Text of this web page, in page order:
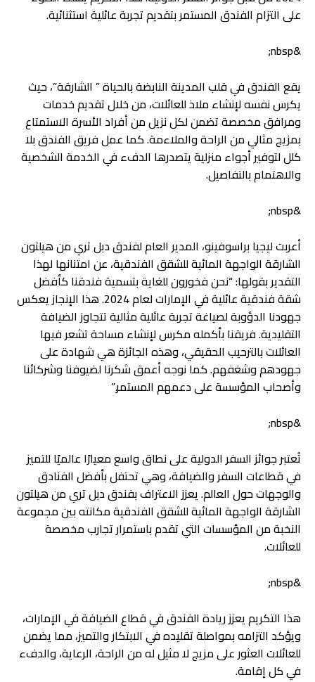
على التزام الفندق المستمر بتقديم تجربة عائلية استثنائية.
&nbsp;
يقع الفندق في قلب المدينة النابضة بالحياة ” الشارقة”، حيث
يكرس نفسه لإنشاء ملاذ للعائلات، من خلال تقديم خدمات
ومرافق مخصصة تضمن لكل نزيل من أفراد الأسرة الاستمتاع
بمزيج مثالي من الراحة والملاءمة. كما عمل فريق الفندق بلا
كلل لتوفير أجواء منزلية يتصدرها الدفء في الخدمة الشخصية
والاهتمام بالتفاصيل.
&nbsp;
أعربت ليجيا براسوفينو، المدير العام لفندق دبل تري من هيلتون
الشارقة الواجهة المائية للشقق الفندقية، عن امتنانها لهذا
التقدير بقولها: “نحن فخورون للغاية بتسمية فندقنا كأفضل
شقة فندقية عائلية في الإمارات لعام 2024. هذا الإنجاز يعكس
جهودنا الدؤوبة لصياغة تجربة عائلية مثالية تتجاوز الضيافة
التقليدية. فريقنا بأكمله مكرس لإنشاء مساحة تشعر فيها
العائلات بالترحيب الحقيقي، وهذه الجائزة هي شهادة على
جهودهم وشغفهم. كما نوجه أعمق شكرنا لضيوفنا وشركائنا
وأصحاب المؤسسة على دعمهم المستمر.”
&nbsp;
تُعتبر جوائز السفر الدولية على نطاق واسع معيارًا عالميًا للتميز
في قطاعات السفر والضيافة، وهي تحتفل بأفضل الفنادق
والوجهات حول العالم. يعزز الاعتراف بفندق دبل تري من هيلتون
الشارقة الواجهة المائية للشقق الفندقية مكانته بين مجموعة
النخبة من المؤسسات التي تقدم باستمرار تجارب مخصصة
للعائلات.
&nbsp;
هذا التكريم يعزز ريادة الفندق في قطاع الضيافة في الإمارات،
ويؤكد التزامه بمواصلة تقليده في الابتكار والتميز، مما يضمن
للعائلات العثور على مزيج لا مثيل له من الراحة، الرعاية، والدفء
في كل إقامة.